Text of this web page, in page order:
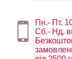
Пн.- Пт.
Сб.- Нд.